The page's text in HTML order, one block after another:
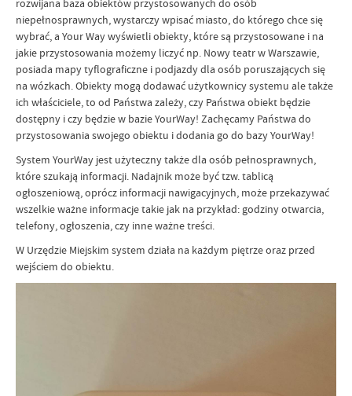
rozwijana baza obiektów przystosowanych do osób
niepełnosprawnych, wystarczy wpisać miasto, do którego chce się
wybrać, a Your Way wyświetli obiekty, które są przystosowane i na
jakie przystosowania możemy liczyć np. Nowy teatr w Warszawie,
posiada mapy tyflograficzne i podjazdy dla osób poruszających się
na wózkach. Obiekty mogą dodawać użytkownicy systemu ale także
ich właściciele, to od Państwa zależy, czy Państwa obiekt będzie
dostępny i czy będzie w bazie YourWay! Zachęcamy Państwa do
przystosowania swojego obiektu i dodania go do bazy YourWay!
System YourWay jest użyteczny także dla osób pełnosprawnych,
które szukają informacji. Nadajnik może być tzw. tablicą
ogłoszeniową, oprócz informacji nawigacyjnych, może przekazywać
wszelkie ważne informacje takie jak na przykład: godziny otwarcia,
telefony, ogłoszenia, czy inne ważne treści.
W Urzędzie Miejskim system działa na każdym piętrze oraz przed
wejściem do obiektu.